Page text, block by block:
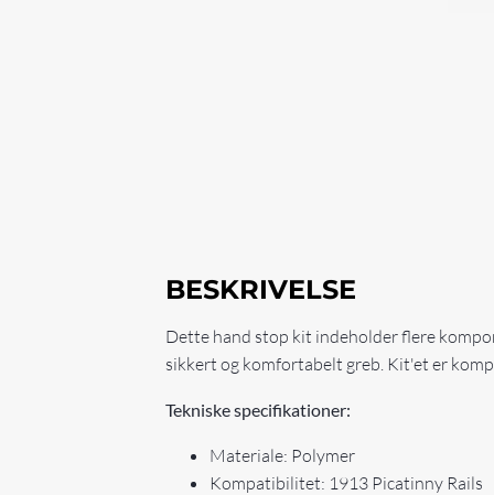
BESKRIVELSE
Dette hand stop kit indeholder flere
sikkert og komfortabelt greb. Kit'et er
Tekniske specifikationer:
Materiale: Polymer
Kompatibilitet: 1913 Picatinny Rails